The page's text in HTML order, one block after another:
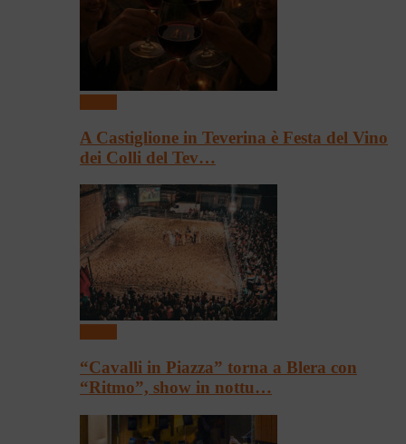
A Castiglione in Teverina è Festa del Vino
dei Colli del Tev…
“Cavalli in Piazza” torna a Blera con
“Ritmo”, show in nottu…